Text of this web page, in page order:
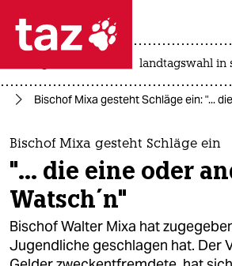
 taz zahl ich
taz zahl ich
themen
politik
öko
gesellschaft
landtagswahl in
Bischof Mixa gesteht Schläge ein: "...
Bischof Mixa gesteht Schläge ein
"... die eine oder
Watsch´n"
Bischof Walter Mixa hat
Jugendliche geschlagen hat. Der